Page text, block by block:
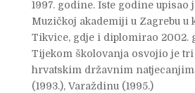
1997. godine. Iste godine upisao
Muzičkoj akademiji u Zagrebu u
Tikvice, gdje i diplomirao 2002.
Tijekom školovanja osvojio je
hrvatskim državnim
(1993.), Varaždinu (1995.)